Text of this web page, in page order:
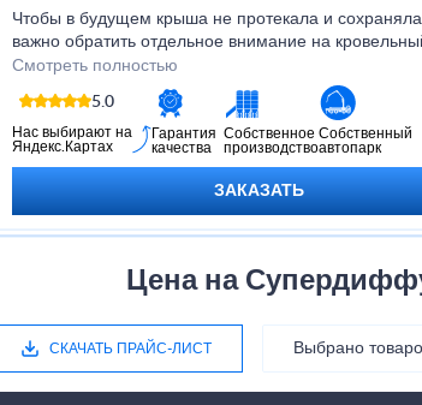
Чтобы в будущем крыша не протекала и
важно обратить отдельное внимание на
правило, в тем присутствует несколько
предназначенные обеспечить гидрозащиту,
звукоизоляцию. В процессе монтажа нужно
чтобы укладка происходила правильной стороной
паробарьера.
Смотреть полностью
5.0
Нас выбирают на
Яндекс.Картах
Гарантия
качества
Собственное
производство
Собственный
автопарк
ЗАКАЗАТЬ
Цена на
СКАЧАТЬ ПРАЙС-ЛИСТ Выбрано